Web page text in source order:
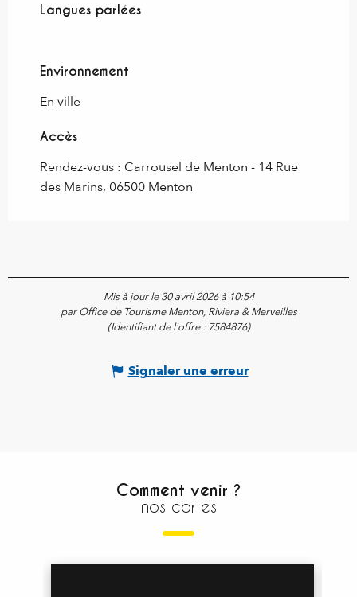
Langues parlées
Langues parlées
Environnement
Environnement
En ville
Accès
Accès
Rendez-vous : Carrousel de Menton - 14 Rue
des Marins, 06500 Menton
Mis à jour le 30 avril 2026 à 10:54
par Office de Tourisme Menton, Riviera & Merveilles
(Identifiant de l'offre : 7584876)
Signaler une erreur
Comment venir ?
nos cartes